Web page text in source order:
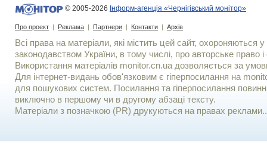
© 2005-2026 Інформ-агенція «Чернігівський монітор»
Про проект | Реклама | Партнери | Контакти | Архів
Всі права на матеріали, які містить цей сайт, охороняються у
законодавством України, в тому числі, про авторське право і
Використання матерiалiв monitor.cn.ua дозволяється за
Для iнтернет-видань обов'язковим є гiперпосилання на
для пошукових систем. Посилання та гіперпосилання
виключно в першому чи в другому абзаці тексту.
Матеріали з позначкою (PR) друкуються на правах реклами..